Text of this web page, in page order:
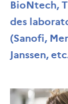
BioNtech,
des
(Sanofi,
Janssen,